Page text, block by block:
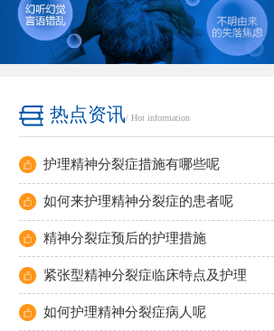
热点资讯/ Hot information
护理精神分裂症措施有哪些呢
如何来护理精神分裂症的患者呢
精神分裂症预后的护理措施
紧张型精神分裂症临床特点及护理
如何护理精神分裂症病人呢